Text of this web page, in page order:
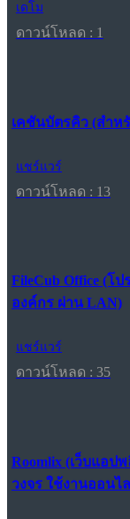
เดโม
ดาวน์โหลด : 1
เคชันบัตรคิว (สำห
แชร์แวร์
ดาวน์โหลด : 13
FileCub Office (โ
องค์กร ผ่าน LAN)
แชร์แวร์
ดาวน์โหลด : 35
Roomlix (เว็บแอ
วงจร ใช้งานออนไ